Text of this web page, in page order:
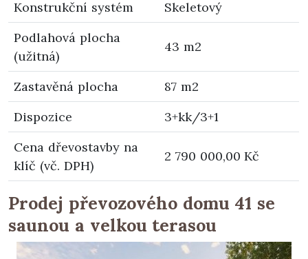
Konstrukční systém
Skeletový
Podlahová plocha
(užitná)
43 m2
Zastavěná plocha
87 m2
Dispozice
3+kk/3+1
Cena dřevostavby na
klíč (vč. DPH)
2 790 000,00 Kč
Prodej převozového domu 41 se
saunou a velkou terasou